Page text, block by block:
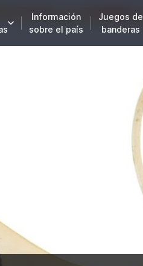
Información
sobre el país
Juegos de
banderas